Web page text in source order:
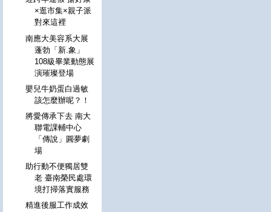
×逛市集×親子派
對來這裡
南應大美容系大展
蓬勃「新.象」
108級畢業動態展
演璀璨登場
嬰兒牛奶蛋白過敏
該怎麼辦呢？！
將愛傳承下去 南大
聯電課輔中心
「傳說」圓夢劇
場
助行動不便獨居雙
老 臺南榮民處環
境打掃落實服務
精進後服工作成效